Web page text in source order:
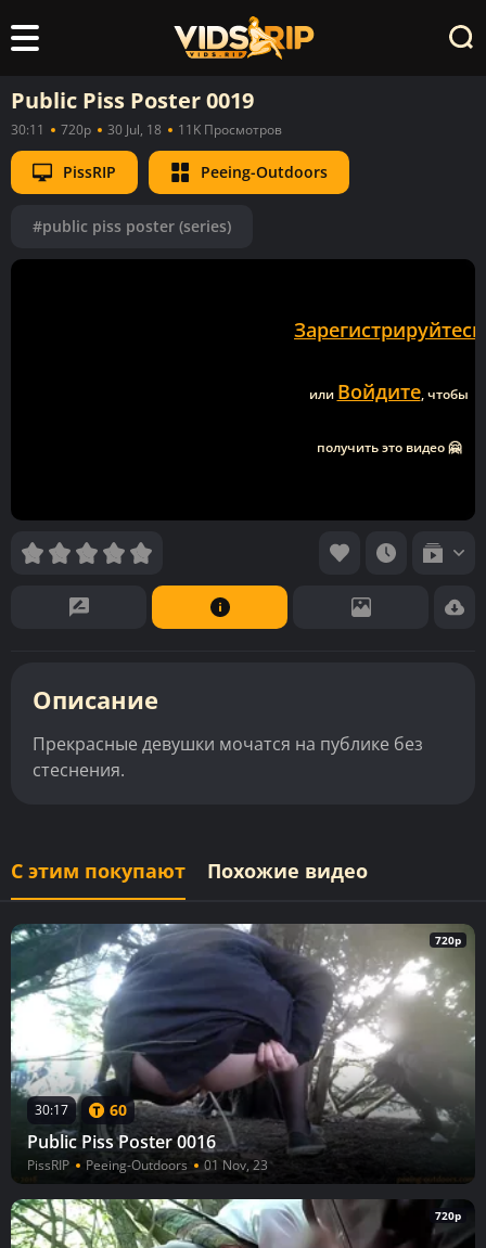
Public Piss Poster 0019
30:11 720p 30 Jul, 18 11K Просмотров
PissRIP Peeing-Outdoors
#public piss poster (series)
Зарегистрируйтесь
или Войдите, чтобы
получить это видео 🤗
Описание
Прекрасные девушки мочатся на публике без
стеснения.
С этим покупают Похожие видео
720p
30:17 60
Public Piss Poster 0016
PissRIP Peeing-Outdoors 01 Nov, 23
720p